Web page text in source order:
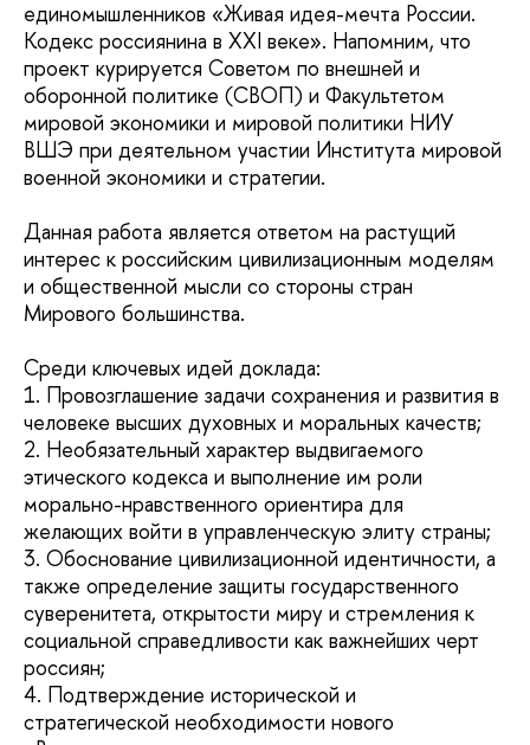
единомышленников «Живая идея-мечта России.
Кодекс россиянина в XXI веке». Напомним, что
проект курируется Советом по внешней и
оборонной политике (СВОП) и Факультетом
мировой экономики и мировой политики НИУ
ВШЭ при деятельном участии Института мировой
военной экономики и стратегии.
Данная работа является ответом на растущий
интерес к российским цивилизационным моделям
и общественной мысли со стороны стран
Мирового большинства.
Среди ключевых идей доклада:
1. Провозглашение задачи сохранения и развития в
человеке высших духовных и моральных качеств;
2. Необязательный характер выдвигаемого
этического кодекса и выполнение им роли
морально-нравственного ориентира для
желающих войти в управленческую элиту страны;
3. Обоснование цивилизационной идентичности, а
также определение защиты государственного
суверенитета, открытости миру и стремления к
социальной справедливости как важнейших черт
россиян;
4. Подтверждение исторической и
стратегической необходимости нового